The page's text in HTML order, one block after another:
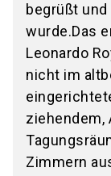
begrüßt
wurde.Das
Leonardo
nicht im
ziehendem,
Zimmern